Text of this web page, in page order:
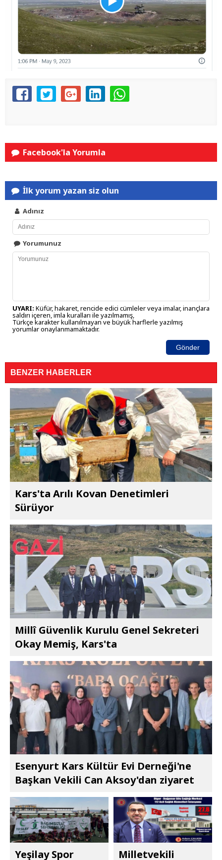
Facebook'la Yorumla
İlk yorum yazan siz olun
Adınız
Yorumunuz
UYARI: Küfür, hakaret, rencide edici cümleler veya imalar, inançlara
saldırı içeren, imla kuralları ile yazılmamış,
Türkçe karakter kullanılmayan ve büyük harflerle yazılmış
yorumlar onaylanmamaktadır.
Gönder
BENZER HABERLER
Kars'ta Arılı Kovan Denetimleri
Sürüyor
Millî Güvenlik Kurulu Genel Sekreteri
Okay Memiş, Kars'ta
Esenyurt Kars Kültür Evi Derneği'ne
Başkan Vekili Can Aksoy'dan ziyaret
Yeşilay Spor Milletvekili